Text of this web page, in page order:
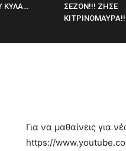
ΚΥΛΑ…
ΣΕΖΟΝ!!! ΖΗΣΕ
Για να μαθαίνεις για
https://